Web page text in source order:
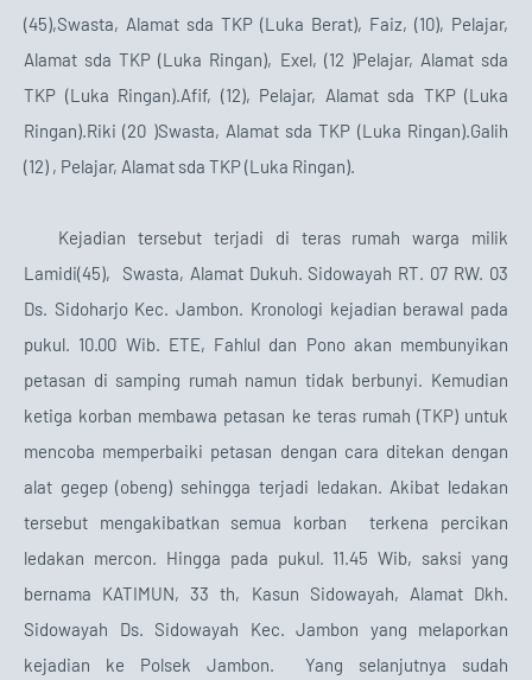
(45),Swasta, Alamat sda TKP (Luka Berat), Faiz, (10), Pelajar,
Alamat sda TKP (Luka Ringan), Exel, (12 )Pelajar, Alamat sda
TKP (Luka Ringan).Afif, (12), Pelajar, Alamat sda TKP (Luka
Ringan).Riki (20 )Swasta, Alamat sda TKP (Luka Ringan).Galih
(12) , Pelajar, Alamat sda TKP (Luka Ringan).
Kejadian tersebut terjadi di teras rumah warga milik
Lamidi(45),
Swasta, Alamat Dukuh. Sidowayah RT. 07 RW. 03
Ds. Sidoharjo Kec. Jambon. Kronologi kejadian berawal pada
pukul. 10.00 Wib. ETE, Fahlul dan Pono akan membunyikan
petasan di samping rumah namun tidak berbunyi. Kemudian
ketiga korban membawa petasan ke teras rumah (TKP) untuk
mencoba memperbaiki petasan dengan cara ditekan dengan
alat gegep (obeng) sehingga terjadi ledakan. Akibat ledakan
tersebut mengakibatkan semua korban
terkena percikan
ledakan mercon. Hingga pada pukul. 11.45 Wib, saksi yang
bernama KATIMUN, 33 th, Kasun Sidowayah, Alamat Dkh.
Sidowayah Ds. Sidowayah Kec. Jambon yang melaporkan
kejadian ke Polsek Jambon.
Yang selanjutnya sudah